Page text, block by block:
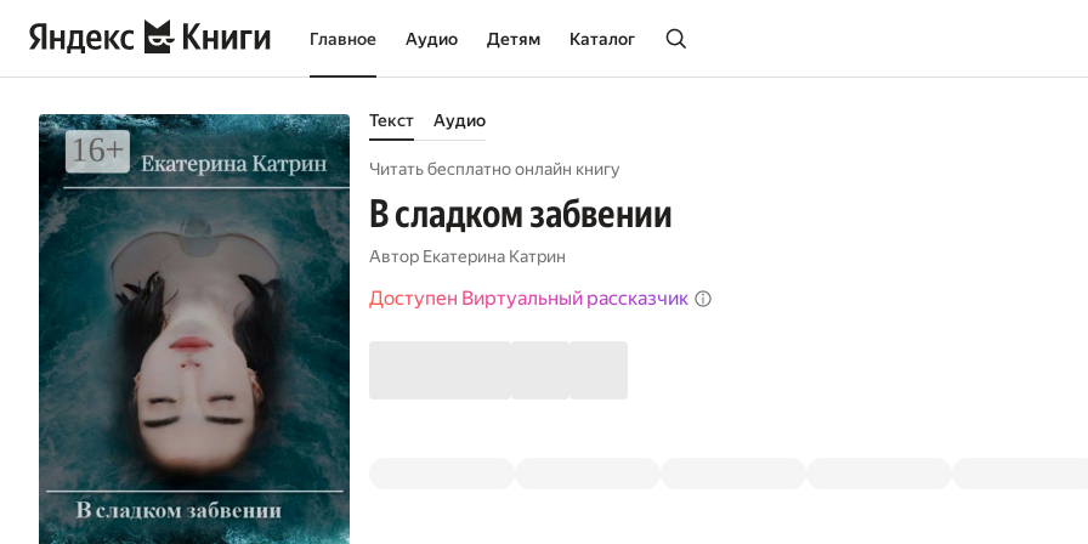
Главное Аудио Детям Каталог
Текст Аудио
Читать бесплатно онлайн книгу
В сладком забвении
Автор Екатерина Катрин
Доступен Виртуальный рассказчик